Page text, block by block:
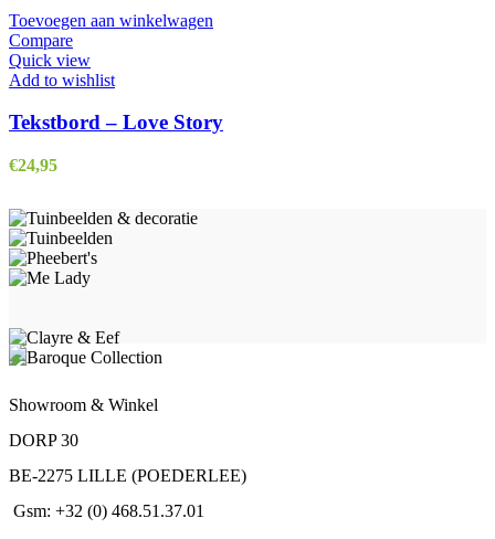
Toevoegen aan winkelwagen
Compare
Quick view
Add to wishlist
Tekstbord – Love Story
€24,95
Showroom & Winkel
DORP 30
BE-2275 LILLE (POEDERLEE)
Gsm: +32 (0) 468.51.37.01